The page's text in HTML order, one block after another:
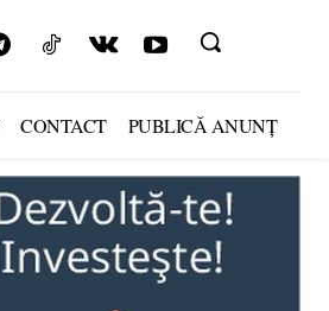
CONTACT PUBLICĂ ANUNȚ